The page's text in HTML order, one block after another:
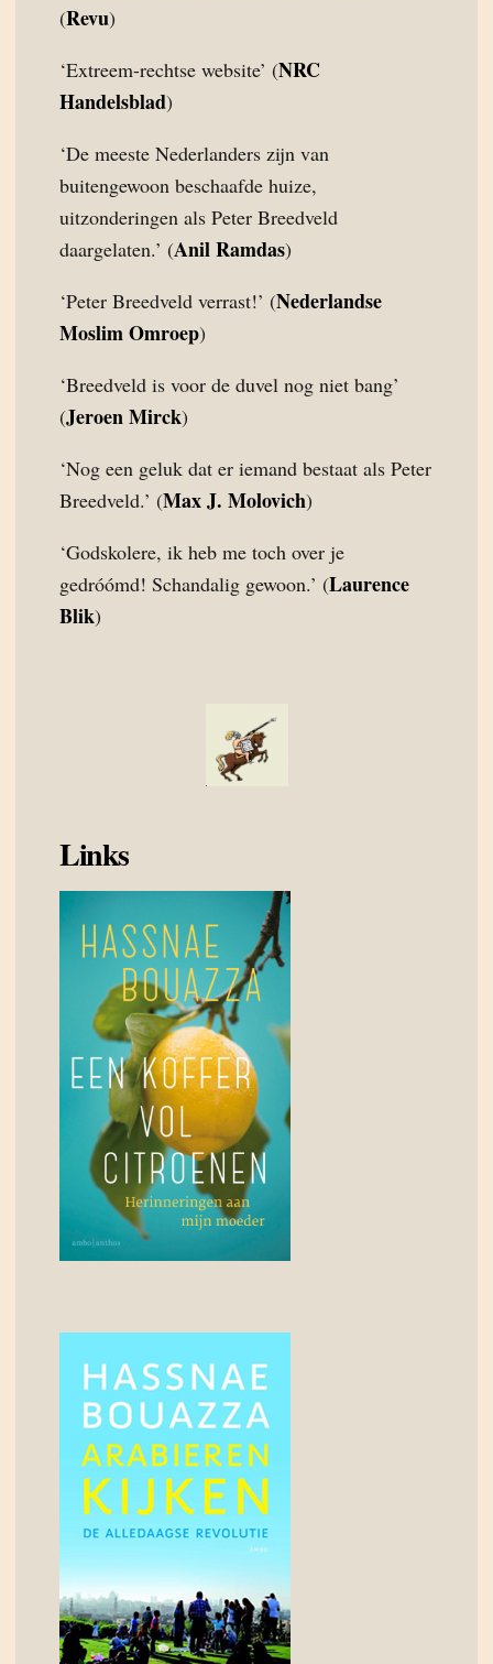
(Revu)
‘Extreem-rechtse website’ (NRC
Handelsblad)
‘De meeste Nederlanders zijn van
buitengewoon beschaafde huize,
uitzonderingen als Peter Breedveld
daargelaten.’ (Anil Ramdas)
‘Peter Breedveld verrast!’ (Nederlandse
Moslim Omroep)
‘Breedveld is voor de duvel nog niet bang’
(Jeroen Mirck)
‘Nog een geluk dat er iemand bestaat als Peter
Breedveld.’ (Max J. Molovich)
‘Godskolere, ik heb me toch over je
gedróómd! Schandalig gewoon.’ (Laurence
Blik)
Links